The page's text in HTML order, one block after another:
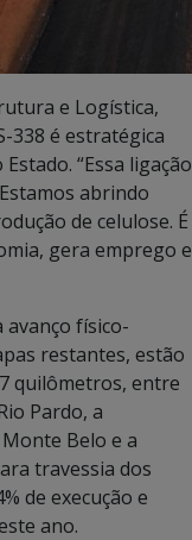
e Logística,
338 é estratégica
“Essa ligação
abrindo
de celulose. É
gera emprego e
físico-
restantes, estão
quilômetros, entre
Pardo, a
Belo e a
travessia dos
de execução e
ano.